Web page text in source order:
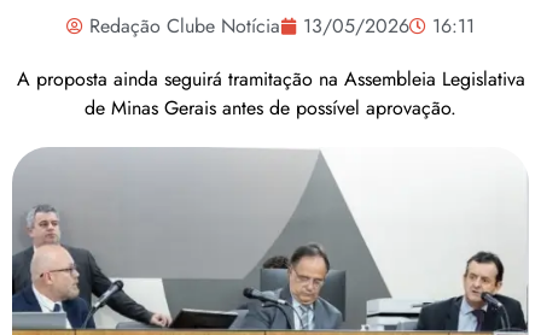
Redação Clube Notícia 13/05/2026
16:11
A proposta ainda seguirá tramitação na Assembleia Legislativa
de Minas Gerais antes de possível aprovação.